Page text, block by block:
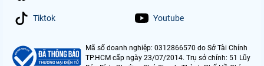
Tiktok Youtube
Mã số doanh nghiệp: 0312866570 do Sở Tài Chính
TP.HCM cấp ngày 23/07/2014. Trụ sở chính: 51 Lũy